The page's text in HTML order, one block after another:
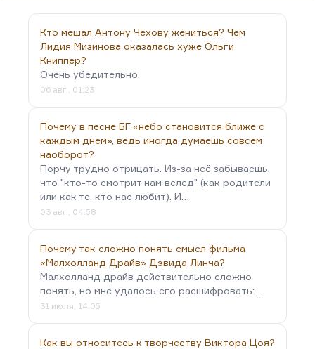
говоря, у Гарина-Михайловского тоже было
любимое словцо «батенька».
Но видите ли, мне кажется,…
Кто мешал Антону Чехову жениться? Чем
Лидия Мизинова оказалась хуже Ольги
Книппер?
Очень убедительно.
06 авг., 01:23
Почему в песне БГ «небо становится ближе с
каждым днем», ведь иногда думаешь совсем
наоборот?
Порчу трудно отрицать. Из-за неё забываешь,
что "кто-то смотрит нам вслед" (как родители
или как те, кто нас любит). И…
03 авг., 04:58
Почему так сложно понять смысл фильма
«Малхолланд Драйв» Дэвида Линча?
Малхолланд драйв действительно сложно
понять, но мне удалось его расшифровать:…
31 июля, 14:05
Как вы относитесь к творчеству Виктора Цоя?